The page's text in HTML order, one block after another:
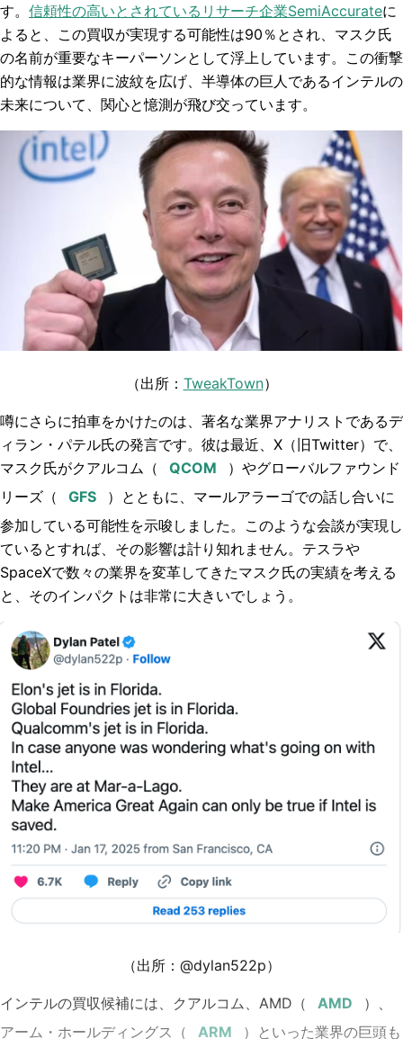
す。 信頼性の高いとされているリサーチ企業SemiAccurateに
よると、この買収が実現する可能性は90％とされ、マスク氏
の名前が重要なキーパーソンとして浮上しています。この衝撃
的な情報は業界に波紋を広げ、半導体の巨人であるインテルの
未来について、関心と憶測が飛び交っています。
（出所： TweakTown）
噂にさらに拍車をかけたのは、著名な業界アナリストであるデ
ィラン・パテル氏の発言です。彼は最近、X（旧Twitter）で、
マスク氏がクアルコム（
）やグローバルファウンド
リーズ（
）とともに、マールアラーゴでの話し合いに
参加している可能性を示唆しました。このような会談が実現し
ているとすれば、その影響は計り知れません。テスラや
SpaceXで数々の業界を変革してきたマスク氏の実績を考える
と、そのインパクトは非常に大きいでしょう。
（出所：@dylan522p）
インテルの買収候補には、クアルコム、AMD（
）、
アーム・ホールディングス（
）といった業界の巨頭も